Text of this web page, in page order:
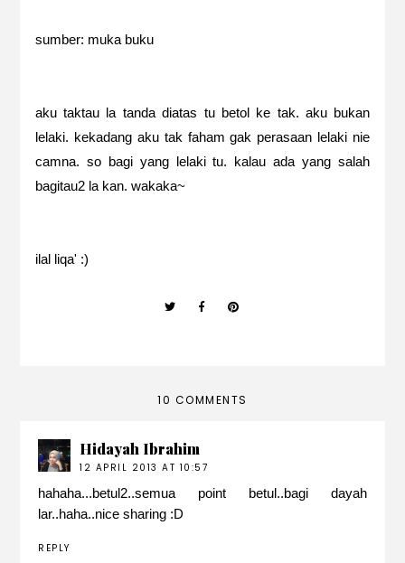
sumber: muka buku
aku taktau la tanda diatas tu betol ke tak. aku bukan
lelaki. kekadang aku tak faham gak perasaan lelaki nie
camna. so bagi yang lelaki tu. kalau ada yang salah
bagitau2 la kan. wakaka~
ilal liqa' :)
10 COMMENTS
Hidayah Ibrahim
12 APRIL 2013 AT 10:57
hahaha...betul2..semua point betul..bagi dayah
lar..haha..nice sharing :D
REPLY